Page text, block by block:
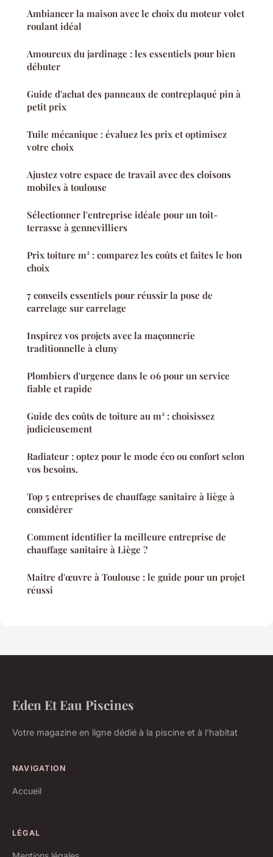
Ambiancer la maison avec le choix du moteur volet
roulant idéal
Amoureux du jardinage : les essentiels pour bien
débuter
Guide d'achat des panneaux de contreplaqué pin à
petit prix
Tuile mécanique : évaluez les prix et optimisez
votre choix
Ajustez votre espace de travail avec des cloisons
mobiles à toulouse
Sélectionner l'entreprise idéale pour un toit-
terrasse à gennevilliers
Prix toiture m² : comparez les coûts et faites le bon
choix
7 conseils essentiels pour réussir la pose de
carrelage sur carrelage
Inspirez vos projets avec la maçonnerie
traditionnelle à cluny
Plombiers d'urgence dans le 06 pour un service
fiable et rapide
Guide des coûts de toiture au m² : choisissez
judicieusement
Radiateur : optez pour le mode éco ou confort selon
vos besoins.
Top 5 entreprises de chauffage sanitaire à liège à
considérer
Comment identifier la meilleure entreprise de
chauffage sanitaire à Liège ?
Maitre d'œuvre à Toulouse : le guide pour un projet
réussi
Eden Et Eau Piscines
Votre magazine en ligne dédié à la piscine et à l'habitat
NAVIGATION
Accueil
LÉGAL